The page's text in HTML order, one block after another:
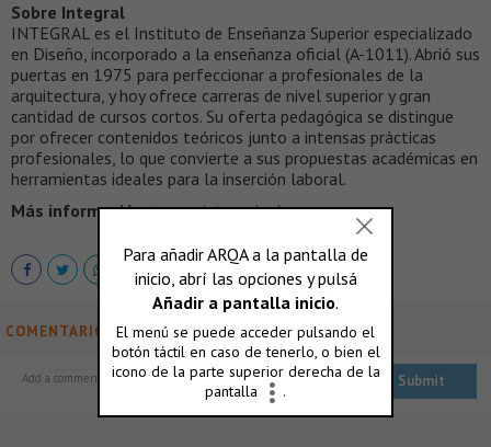
Sobre Integral
INTEGRAL es el Instituto de Enseñanza Superior especializado
en Diseño, incorporado a la enseñanza oficial (A-1011). Abrió sus
puertas en 1975 para perfeccionar a profesionales de la
arquitectura, y hoy ofrece carreras de nivel superior y gran
cantidad de cursos cortos. Su oferta pedagógica se distingue
por ofrecer contenidos teóricos junto a intensas prácticas
profesionales, lo que convierte a sus propuestas académicas en
herramientas ideales para la inserción laboral.
Más información > www.integral.edu.ar
COMENTARIOS